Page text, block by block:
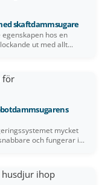
skaftdammsugare
hos en
ut med allt...
mycket
och fungerar i...